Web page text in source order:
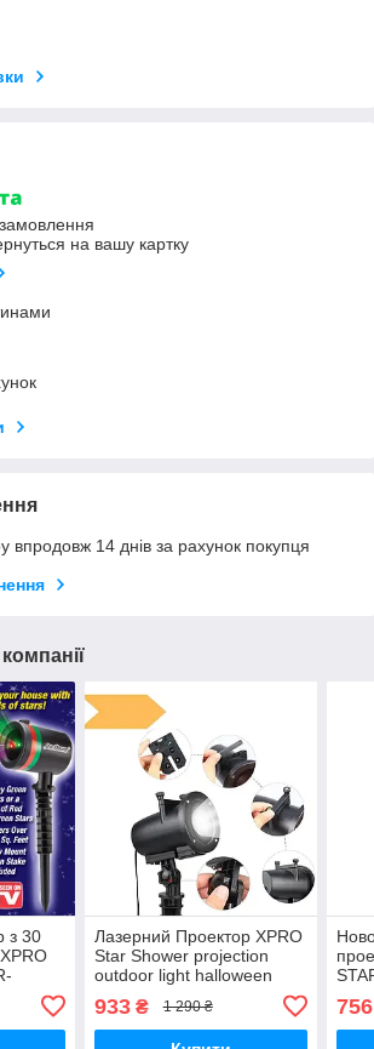
на вашу картку
впродовж 14 днів за рахунок покупця
з 30
Лазерний Проектор XPRO
Star Shower projection
outdoor light halloween
63_433)
933₴ 1 290 ₴ 756